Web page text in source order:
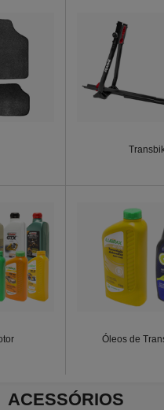
Óleos de
ACESSÓRIOS